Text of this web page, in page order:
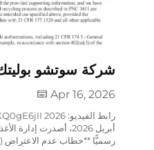
Apr 16, 2026